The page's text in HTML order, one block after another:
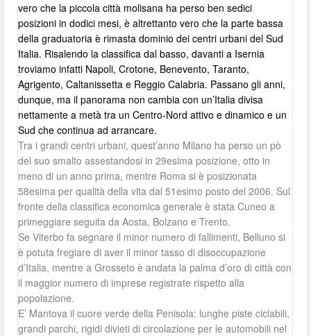
vero che la piccola città molisana ha perso ben sedici
posizioni in dodici mesi, è altrettanto vero che la parte bassa
della graduatoria è rimasta dominio dei centri urbani del Sud
Italia. Risalendo la classifica dal basso, davanti a Isernia
troviamo infatti Napoli, Crotone, Benevento, Taranto,
Agrigento, Caltanissetta e Reggio Calabria. Passano gli anni,
dunque, ma il panorama non cambia con un’Italia divisa
nettamente a metà tra un Centro-Nord attivo e dinamico e un
Sud che continua ad arrancare.
Tra i grandi centri urbani, quest’anno Milano ha perso un pò
del suo smalto assestandosi in 29esima posizione, otto in
meno di un anno prima, mentre Roma si è posizionata
58esima per qualità della vita dal 51esimo posto del 2006. Sul
fronte della classifica economica generale è stata Cuneo a
primeggiare seguita da Aosta, Bolzano e Trento.
Se Viterbo fa segnare il minor numero di fallimenti, Belluno si
è potuta fregiare di aver il minor tasso di disoccupazione
d’Italia, mentre a Grosseto è andata la palma d’oro di città con
il maggior numero di imprese registrate rispetto alla
popolazione.
E’ Mantova il cuore verde della Penisola: lunghe piste ciclabili,
grandi parchi, rigidi divieti di circolazione per le automobili nel